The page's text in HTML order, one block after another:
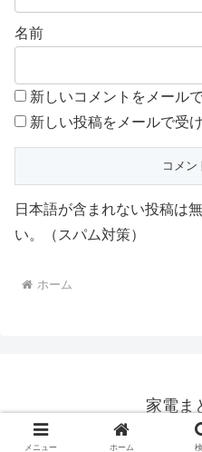
名前
新しいコメントをメール
新しい投稿をメールで受
日本語が含まれない投稿は
い。（スパム対策）
ホーム
家電ま
© 2023 家
メニュー ホーム